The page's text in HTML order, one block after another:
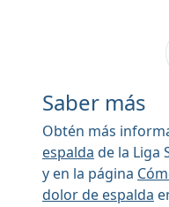
Saber más
Obtén más
espalda de la Liga
y en la página
dolor de espalda